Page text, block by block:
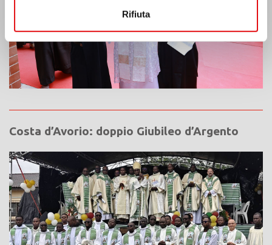
Rifiuta
Costa d’Avorio: doppio Giubileo d’Argento